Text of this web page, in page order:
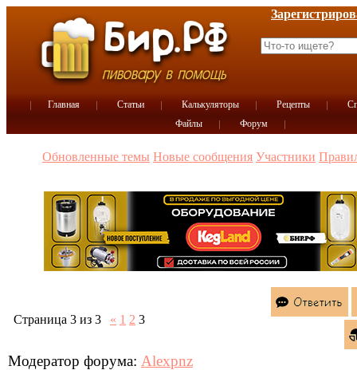
Главная Статьи Калькуляторы Рецепты
Файлы
Форум
Обновленные темы Новые сообщения Участники
Страница 3 из 3 « 1 2 3
Модератор форума: Alexpnz